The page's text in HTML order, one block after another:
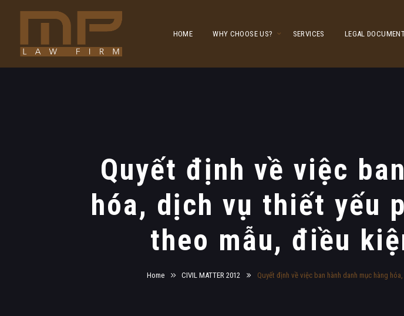
HOME WHY CHOOSE US? SERVICES LEGAL
Quyết định về việc
hóa, dịch vụ thiết yếu
theo mẫu, điều
Home CIVIL MATTER 2012 Quyết định về việc ban hành danh mục hàng